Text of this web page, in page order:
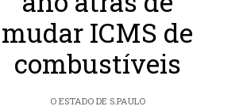
mudar ICMS de
combustíveis
O ESTADO DE S.PAULO